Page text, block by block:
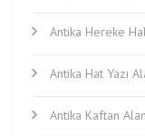
Antika Hereke
Antika Hat Yazı
Antika Kaftan